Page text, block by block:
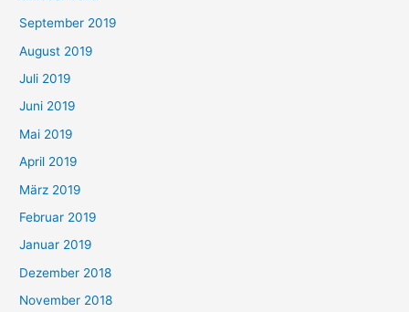
September 2019
August 2019
Juli 2019
Juni 2019
Mai 2019
April 2019
März 2019
Februar 2019
Januar 2019
Dezember 2018
November 2018